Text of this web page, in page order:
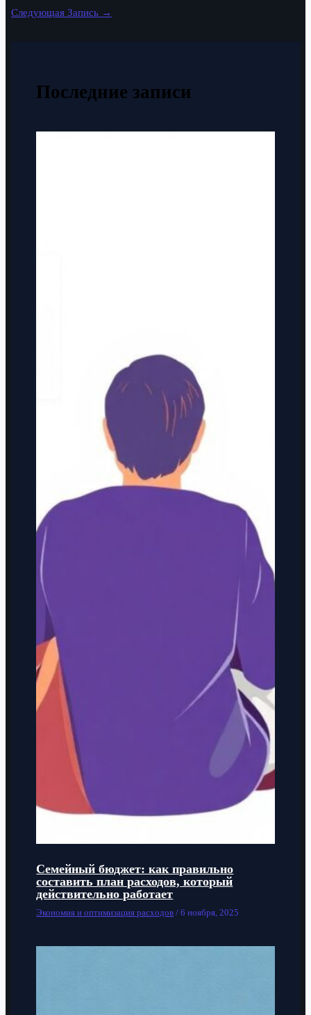
Следующая Запись →
Последние записи
Семейный бюджет: как правильно
составить план расходов, который
действительно работает
Экономия и оптимизация расходов /6 ноября, 2025